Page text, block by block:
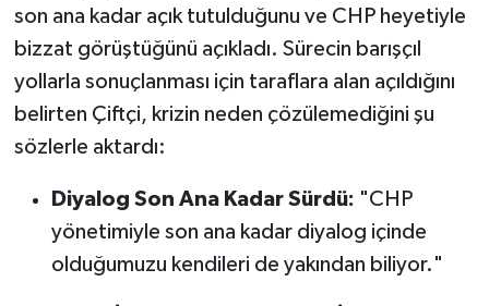
son ana kadar açık tutulduğunu ve CHP heyetiyle
bizzat görüştüğünü açıkladı. Sürecin barışçıl
yollarla sonuçlanması için taraflara alan açıldığını
belirten Çiftçi, krizin neden çözülemediğini şu
sözlerle aktardı:
Diyalog Son Ana Kadar Sürdü: "CHP
yönetimiyle son ana kadar diyalog içinde
olduğumuzu kendileri de yakından biliyor."